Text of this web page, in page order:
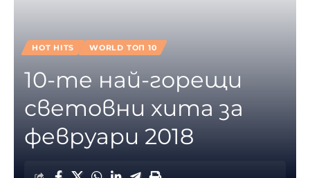
HOT HITS WORLD ТОП 10
10-те най-горещи
световни хита за
февруари 2018